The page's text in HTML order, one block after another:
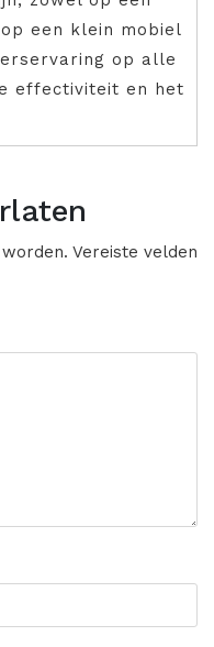
een klein mobiel
op alle
effectiviteit en het
Vereiste velden